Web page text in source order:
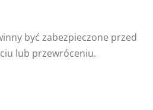
być zabezpieczone przed
lub przewróceniu.